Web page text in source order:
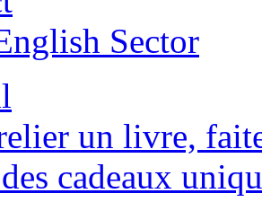
Sector
un livre,
cadeaux